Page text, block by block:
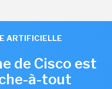
ARTIFICIELLE
de Cisco est
à-tout